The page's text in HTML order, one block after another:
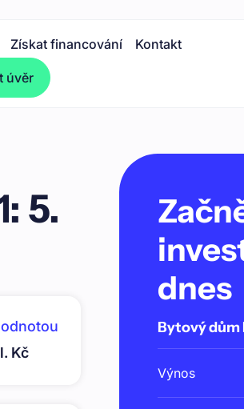
Získat financování Kontakt
úvěr
5.
Kč
dnes
Bytový dům
Výnos